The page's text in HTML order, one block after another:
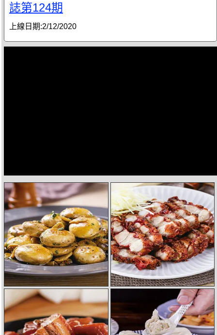
誌第124期
上線日期:2/12/2020